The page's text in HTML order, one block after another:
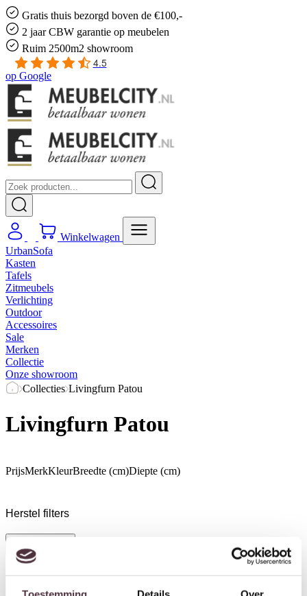
Gratis thuis bezorgd boven de €100,-
2 jaar CBW garantie op meubelen
Ruim 2500m2 showroom
4.5
op Google
Winkelwagen
UrbanSofa
Kasten
Tafels
Zitmeubels
Verlichting
Outdoor
Accessoires
Sale
Merken
Collectie
Onze showroom
Collecties Livingfurn Patou
Livingfurn Patou
PrijsMerkKleurBreedte (cm)Diepte (cm)
Herstel filters
Alle filters